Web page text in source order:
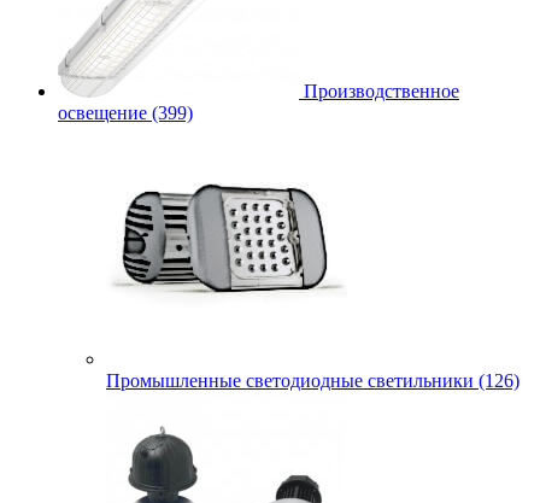
Производственное
освещение (399)
Промышленные светодиодные светильники (126)